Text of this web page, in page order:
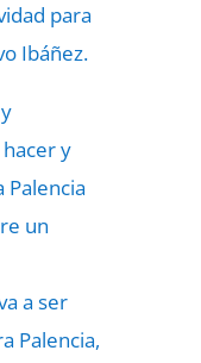
para
Ibáñez.
y
Palencia
un
a ser
Palencia,